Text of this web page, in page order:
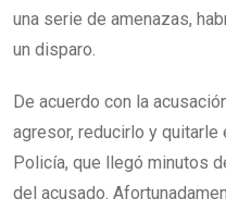
una serie de amenazas,
un disparo.
De acuerdo con la
agresor, reducirlo y quitarle
Policía, que llegó minutos
del acusado.